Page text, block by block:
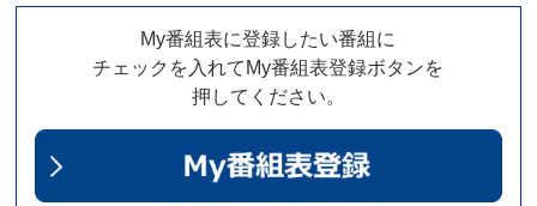
My番組表に登録したい番組に
チェックを入れてMy番組表登録ボタンを
押してください。